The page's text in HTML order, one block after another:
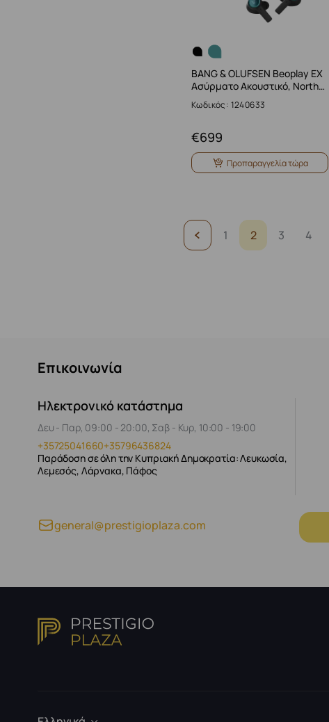
BANG & OLUFSEN Beoplay EX
Ασύρματο Ακουστικό, North…
Κωδικός: 1240633
699
€
Προπαραγγελία τώρα
1 2 3 4
Επικοινωνία
Ηλεκτρονικό κατάστημα
Δευ - Παρ, 09:00 - 20:00, Σαβ - Κυρ, 10:00 - 19:00
+35725041660+35796436824
Παράδοση σε όλη την Κυπριακή Δημοκρατία: Λευκωσία,
Λεμεσός, Λάρνακα, Πάφος
general@prestigioplaza.com